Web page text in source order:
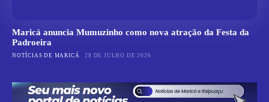
Maricá anuncia Mumuzinho como nova atração da Festa da
Padroeira
NOTÍCIAS DE MARICÁ 28 DE JULHO DE 2026